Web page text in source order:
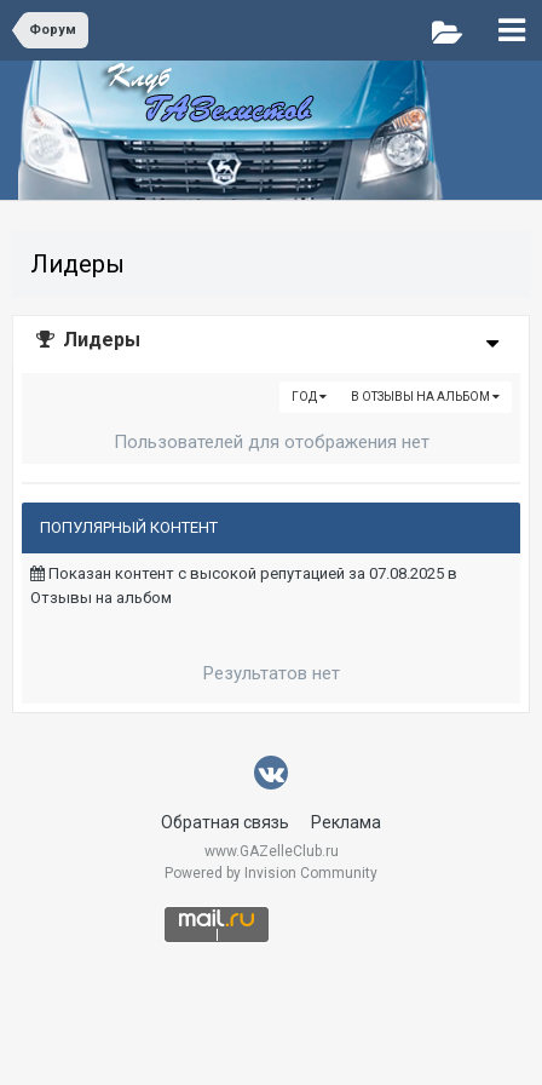
Форум
Лидеры
Лидеры
В ОТЗЫВЫ НА АЛЬБОМ
ГОД
Пользователей для отображения нет
ПОПУЛЯРНЫЙ КОНТЕНТ
Показан контент с высокой репутацией за 07.08.2025 в
Отзывы на альбом
Результатов нет
Обратная связь Реклама
www.GAZelleClub.ru
Powered by Invision Community